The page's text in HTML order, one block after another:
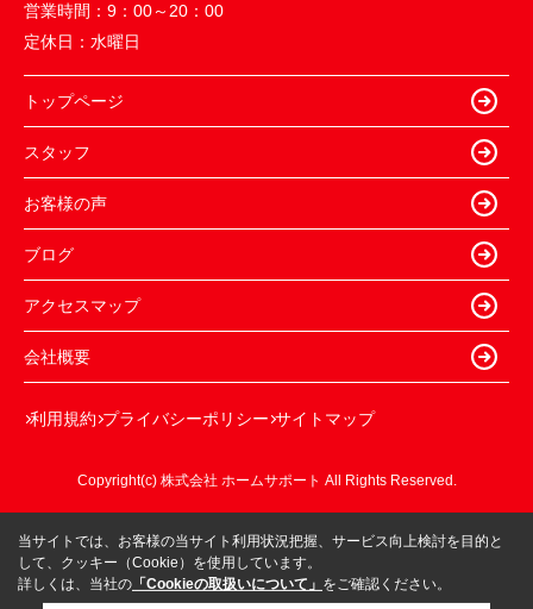
営業時間： 9：00～20：00
定休日： 水曜日
トップページ
スタッフ
お客様の声
ブログ
アクセスマップ
会社概要
利用規約 プライバシーポリシー サイトマップ
Copyright(c) 株式会社 ホームサポート All Rights Reserved.
当サイトでは、お客様の当サイト利用状況把握、サービス向上検討を目的と
して、クッキー（Cookie）を使用しています。
詳しくは、当社の 「Cookieの取扱いについて」 をご確認ください。